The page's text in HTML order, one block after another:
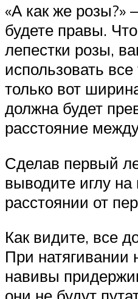
«А как же розы?»
будете правы.
лепестки розы,
использовать
только вот
должна будет
расстояние
Сделав первый
выводите иглу на
расстоянии от
Как видите, все
При натягивании
навивы